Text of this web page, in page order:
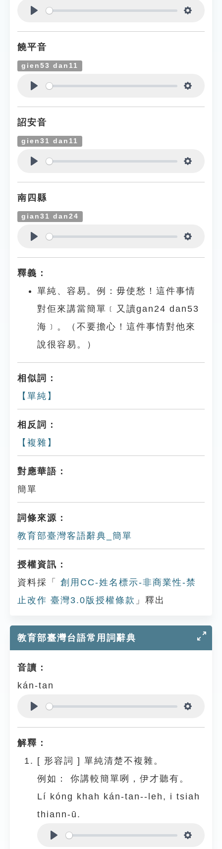
饒平音
gien53 dan11
詔安音
gien31 dan11
南四縣
gian31 dan24
釋義：
單純、容易。例：毋使愁！這件事情
對佢來講當簡單﹝又讀gan24 dan53
海﹞。（不要擔心！這件事情對他來
說很容易。）
相似詞：
【單純】
相反詞：
【複雜】
對應華語：
簡單
詞條來源：
教育部臺灣客語辭典_簡單
授權資訊：
資料採「
創用CC-姓名標示-非商業性-禁
止改作 臺灣3.0版授權條款 」釋出
教育部臺灣台語常用詞辭典
音讀：
kán-tan
解釋：
[ 形容詞 ] 單純清楚不複雜。
例如：
你講較簡單咧，伊才聽有。
Lí kóng khah kán-tan--leh, i tsiah
thiann-ū.